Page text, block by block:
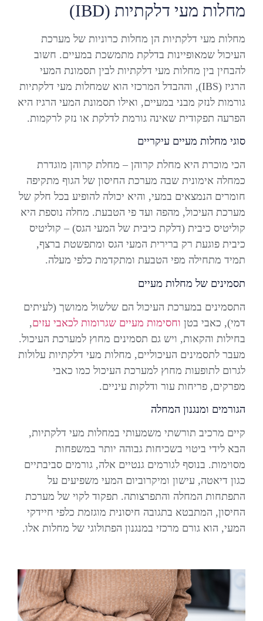
מחלות מעי דלקתיות (IBD)
מחלות מעי דלקתיות הן מחלות כרוניות של מערכת
העיכול שמאופיינות בדלקת מתמשכת במעיים. חשוב
להבחין בין מחלות מעי דלקתיות לבין תסמונת המעי
הרגיז (IBS), וההבדל המרכזי הוא שמחלות מעי דלקתיות
גורמות לנזק מבני במעיים, ואילו תסמונת המעי הרגיז היא
הפרעה תפקודית שאינה גורמת לדלקת או נזק לרקמות.
סוגי מחלות מעיים עיקריים
הכי מוכרת היא מחלת קרוהן – מחלת קרוהן מוגדרת
כמחלה אימונית שבה מערכת החיסון של הגוף מתקיפה
חומרים הנמצאים במעי, והיא יכולה להופיע בכל חלק של
מערכת העיכול, מהפה ועד פי הטבעת. מחלה נוספת היא
קוליטיס כיבית (דלקת כיבית של המעי הגס) – קוליטיס
כיבית פוגעת רק ברירית המעי הגס ומתפשטת ברצף,
תמיד מתחילה מפי הטבעת ומתקדמת כלפי מעלה.
תסמינים של מחלות מעיים
התסמינים במערכת העיכול הם שלשול ממושך (לעיתים
דמי), כאבי בטן וחסימות מעיים שגרומות לכאבי עזים,
בחילות והקאות, ויש גם תסמינים מחוץ למערכת העיכול.
מעבר לתסמינים העיכוליים, מחלות מעי דלקתיות עלולות
לגרום לתופעות מחוץ למערכת העיכול כמו כאבי
מפרקים, פריחות עור ודלקות עיניים.
הגורמים ומנגנון המחלה
קיים מרכיב תורשתי משמעותי במחלות מעי דלקתיות,
הבא לידי ביטוי בשכיחות גבוהה יותר במשפחות
מסוימות. בנוסף לגורמים גנטיים אלה, גורמים סביבתיים
כגון דיאטה, עישון ומיקרוביום המעי משפיעים על
התפתחות המחלה והתפרצותה. תפקוד לקוי של מערכת
החיסון, המתבטא בתגובה חיסונית מוגזמת כלפי חיידקי
המעי, הוא גורם מרכזי במנגנון הפתולוגי של מחלות אלו.